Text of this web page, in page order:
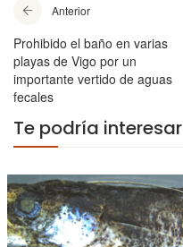
Anterior
Prohibido el baño en varias
playas de Vigo por un
importante vertido de aguas
fecales
Te podría interesar